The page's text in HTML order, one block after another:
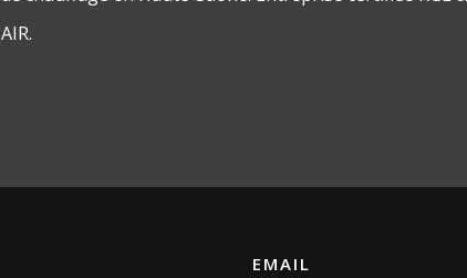
AIR.
EMAIL